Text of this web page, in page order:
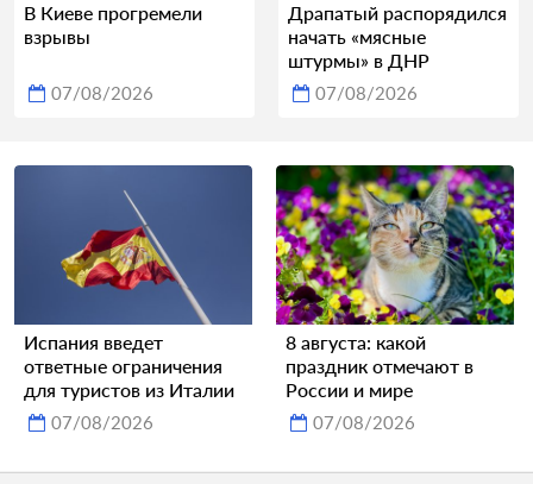
В Киеве прогремели
взрывы
07/08/2026
Драпатый распорядился
начать «мясные
штурмы» в ДНР
07/08/2026
Испания введет
ответные ограничения
для туристов из Италии
07/08/2026
8 августа: какой
праздник отмечают в
России и мире
07/08/2026